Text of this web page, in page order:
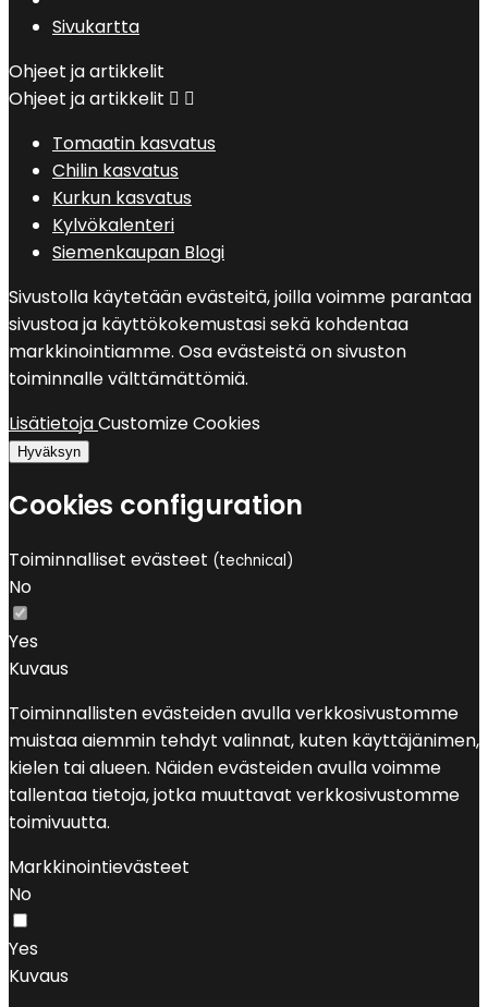
Sivukartta
Ohjeet ja artikkelit
Ohjeet ja artikkelit  
Tomaatin kasvatus
Chilin kasvatus
Kurkun kasvatus
Kylvökalenteri
Siemenkaupan Blogi
Sivustolla käytetään evästeitä, joilla voimme parantaa
sivustoa ja käyttökokemustasi sekä kohdentaa
markkinointiamme. Osa evästeistä on sivuston
toiminnalle välttämättömiä.
LisätietojaCustomize Cookies
Hyväksyn
Cookies configuration
Toiminnalliset evästeet (technical)
No
Yes
Kuvaus
Toiminnallisten evästeiden avulla verkkosivustomme
muistaa aiemmin tehdyt valinnat, kuten käyttäjänimen,
kielen tai alueen. Näiden evästeiden avulla voimme
tallentaa tietoja, jotka muuttavat verkkosivustomme
toimivuutta.
Markkinointievästeet
No
Yes
Kuvaus